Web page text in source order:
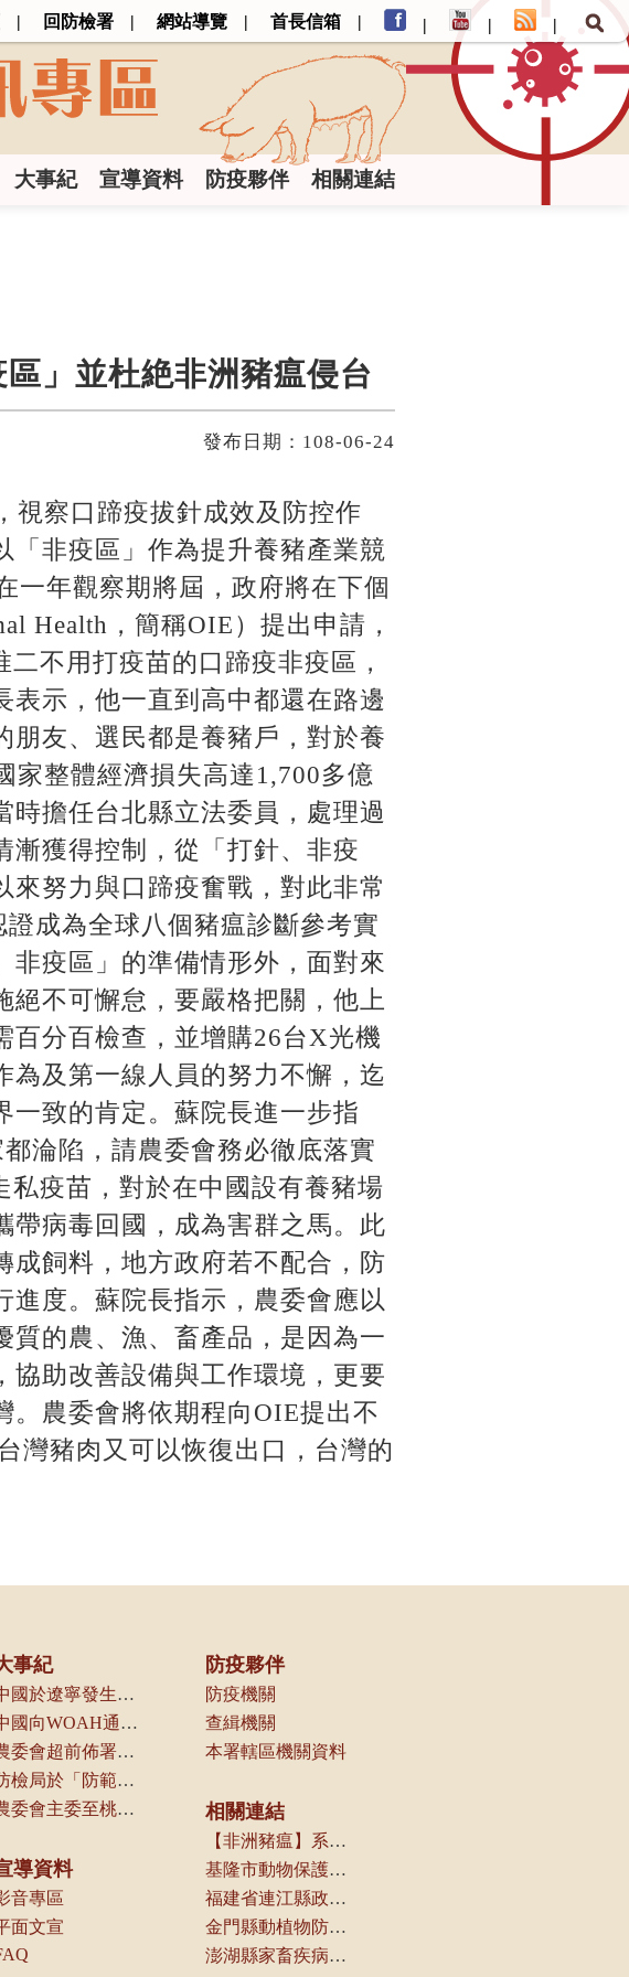
回防檢署 網站導覽 首長信箱
大事紀 宣導資料 防疫夥伴 相關連結
」並杜絶非洲豬瘟侵台
發布日期：108-06-24
視察口蹄疫拔針成效及防控作
「非疫區」作為提升養豬產業競
一年觀察期將屆，政府將在下個
Health，簡稱OIE）提出申請，
不用打疫苗的口蹄疫非疫區，
示，他一直到高中都還在路邊
朋友、選民都是養豬戶，對於養
家整體經濟損失高達1,700多億
擔任台北縣立法委員，處理過
漸獲得控制，從「打針、非疫
來努力與口蹄疫奮戰，對此非常
成為全球八個豬瘟診斷參考實
疫區」的準備情形外，面對來
不可懈怠，要嚴格把關，他上
百分百檢查，並增購26台X光機
及第一線人員的努力不懈，迄
一致的肯定。蘇院長進一步指
淪陷，請農委會務必徹底落實
私疫苗，對於在中國設有養豬場
帶病毒回國，成為害群之馬。此
成飼料，地方政府若不配合，防
度。蘇院長指示，農委會應以
質的農、漁、畜產品，是因為一
協助改善設備與工作環境，更要
。農委會將依期程向OIE提出不
灣豬肉又可以恢復出口，台灣的
事紀
中國於遼寧發生第一起案例，本局立即通知動物防疫機關及產業團體
中國向WOAH通報境內發生非洲豬瘟
農委會超前佈署啟動各項防疫管控措施
防檢局於「防範重大外來豬病產業座談會議」中，請養豬產業及相關業者配合各項管制措施，以防堵本病傳入我國
農委會主委至桃園機場視察邊境管制作業
導資料
音專區
面文宣
防疫夥伴
防疫機關
查緝機關
本署轄區機關資料
相關連結
【非洲豬瘟】系列報導(農傳媒)
基隆市動物保護防疫所
福建省連江縣政府產業發展處
金門縣動植物防疫所
澎湖縣家畜疾病防治所